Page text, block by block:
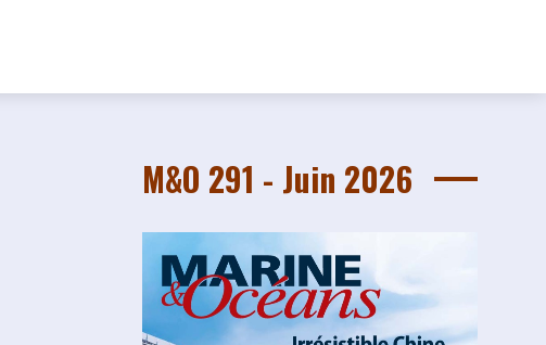
M&O 291 - Juin 2026